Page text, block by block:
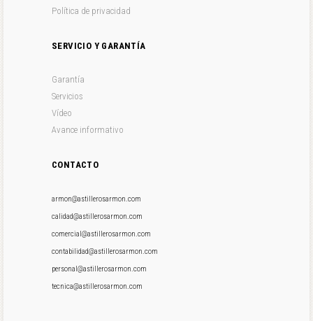
Política de privacidad
SERVICIO Y GARANTÍA
Garantía
Servicios
Vídeo
Avance informativo
CONTACTO
armon@astillerosarmon.com
calidad@astillerosarmon.com
comercial@astillerosarmon.com
contabilidad@astillerosarmon.com
personal@astillerosarmon.com
tecnica@astillerosarmon.com